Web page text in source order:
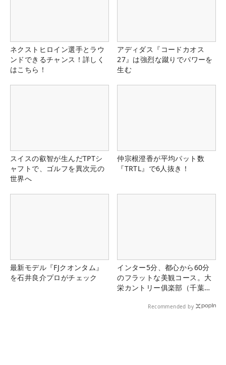
ネクストヒロイン選手とラウ
ンドできるチャンス！詳しく
はこちら！
アディダス『コードカオス
27』は強烈な蹴りでパワーを
生む
スイスの叡智が生んだTPTシ
ャフトで、ゴルフを異次元の
世界へ
仲宗根澄香が平均パット数
『TRTL』で6人抜き！
最新モデル『FJクオンタム』
を石井良介プロがチェック
インター5分、都心から60分
のフラットな美観コース。大
栄カントリー俱楽部（千葉
Recommended by